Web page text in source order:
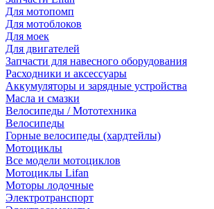
Для мотопомп
Для мотоблоков
Для моек
Для двигателей
Запчасти для навесного оборудования
Расходники и аксессуары
Аккумуляторы и зарядные устройства
Масла и смазки
Велосипеды / Мототехника
Велосипеды
Горные велосипеды (хардтейлы)
Мотоциклы
Все модели мотоциклов
Мотоциклы Lifan
Моторы лодочные
Электротранспорт